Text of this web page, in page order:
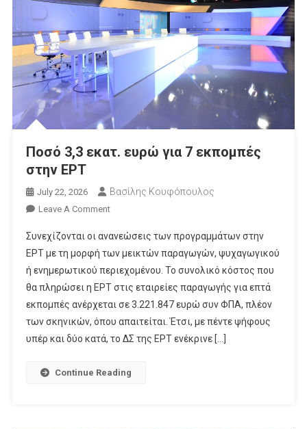
Ποσό 3,3 εκατ. ευρώ για 7 εκπομπές
στην ΕΡΤ
July 22, 2026 Βασίλης Κουφόπουλος
Leave A CommentOn
3,3
Εκατ.
Ευρώ
Για
7
Εκπομπές
Στην
Συνεχίζονται οι ανανεώσεις των προγραμμάτων στην
ΕΡΤ με τη μορφή των μεικτών παραγωγών, ψυχαγωγικού
ή ενημερωτικού περιεχομένου. Το συνολικό κόστος που
θα πληρώσει η ΕΡΤ στις εταιρείες παραγωγής για επτά
εκπομπές ανέρχεται σε 3.221.847 ευρώ συν ΦΠΑ, πλέον
των σκηνικών, όπου απαιτείται. Έτσι, με πέντε ψήφους
υπέρ και δύο κατά, το ΔΣ της ΕΡΤ ενέκρινε […]
Continue Reading